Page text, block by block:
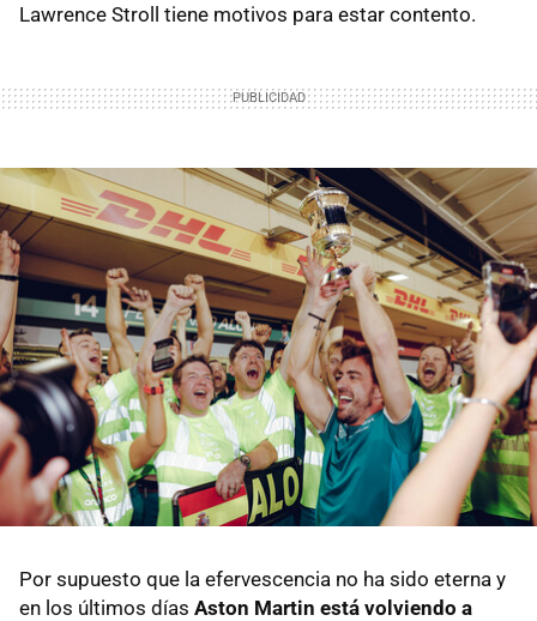
Lawrence Stroll tiene motivos para estar contento.
Por supuesto que la efervescencia no ha sido eterna y
en los últimos días Aston Martin está volviendo a